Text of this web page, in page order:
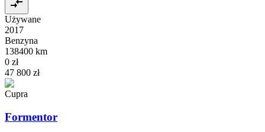
Używane
2017
Benzyna
138400 km
0 zł
47 800 zł
Cupra
Formentor